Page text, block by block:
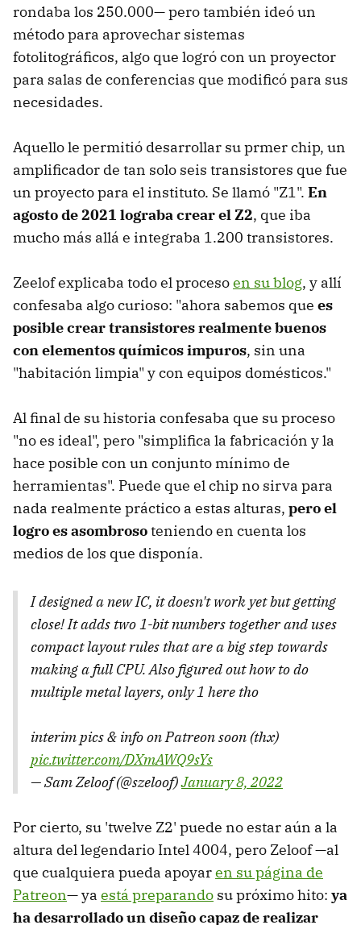
rondaba los 250.000— pero también ideó un
método para aprovechar sistemas
fotolitográficos, algo que logró con un proyector
para salas de conferencias que modificó para sus
necesidades.
Aquello le permitió desarrollar su prmer chip, un
amplificador de tan solo seis transistores que fue
un proyecto para el instituto. Se llamó "Z1". En
agosto de 2021 lograba crear el Z2, que iba
mucho más allá e integraba 1.200 transistores.
Zeelof explicaba todo el procesoen su blog, y allí
confesaba algo curioso: "ahora sabemos que es
posible crear transistores realmente buenos
con elementos químicos impuros, sin una
"habitación limpia" y con equipos domésticos."
Al final de su historia confesaba que su proceso
"no es ideal", pero "simplifica la fabricación y la
hace posible con un conjunto mínimo de
herramientas". Puede que el chip no sirva para
nada realmente práctico a estas alturas, pero el
logro es asombrosoteniendo en cuenta los
medios de los que disponía.
I designed a new IC, it doesn't work yet but getting
close! It adds two 1-bit numbers together and uses
compact layout rules that are a big step towards
making a full CPU. Also figured out how to do
multiple metal layers, only 1 here tho
interim pics & info on Patreon soon (thx)
pic.twitter.com/DXmAWQ9sYs
— Sam Zeloof (@szeloof)January 8, 2022
Por cierto, su 'twelve Z2' puede no estar aún a la
altura del legendario Intel 4004, pero Zeloof —al
que cualquiera pueda apoyaren su página de
Patreon— ya está preparando su próximo hito: ya
ha desarrollado un diseño capaz de realizar